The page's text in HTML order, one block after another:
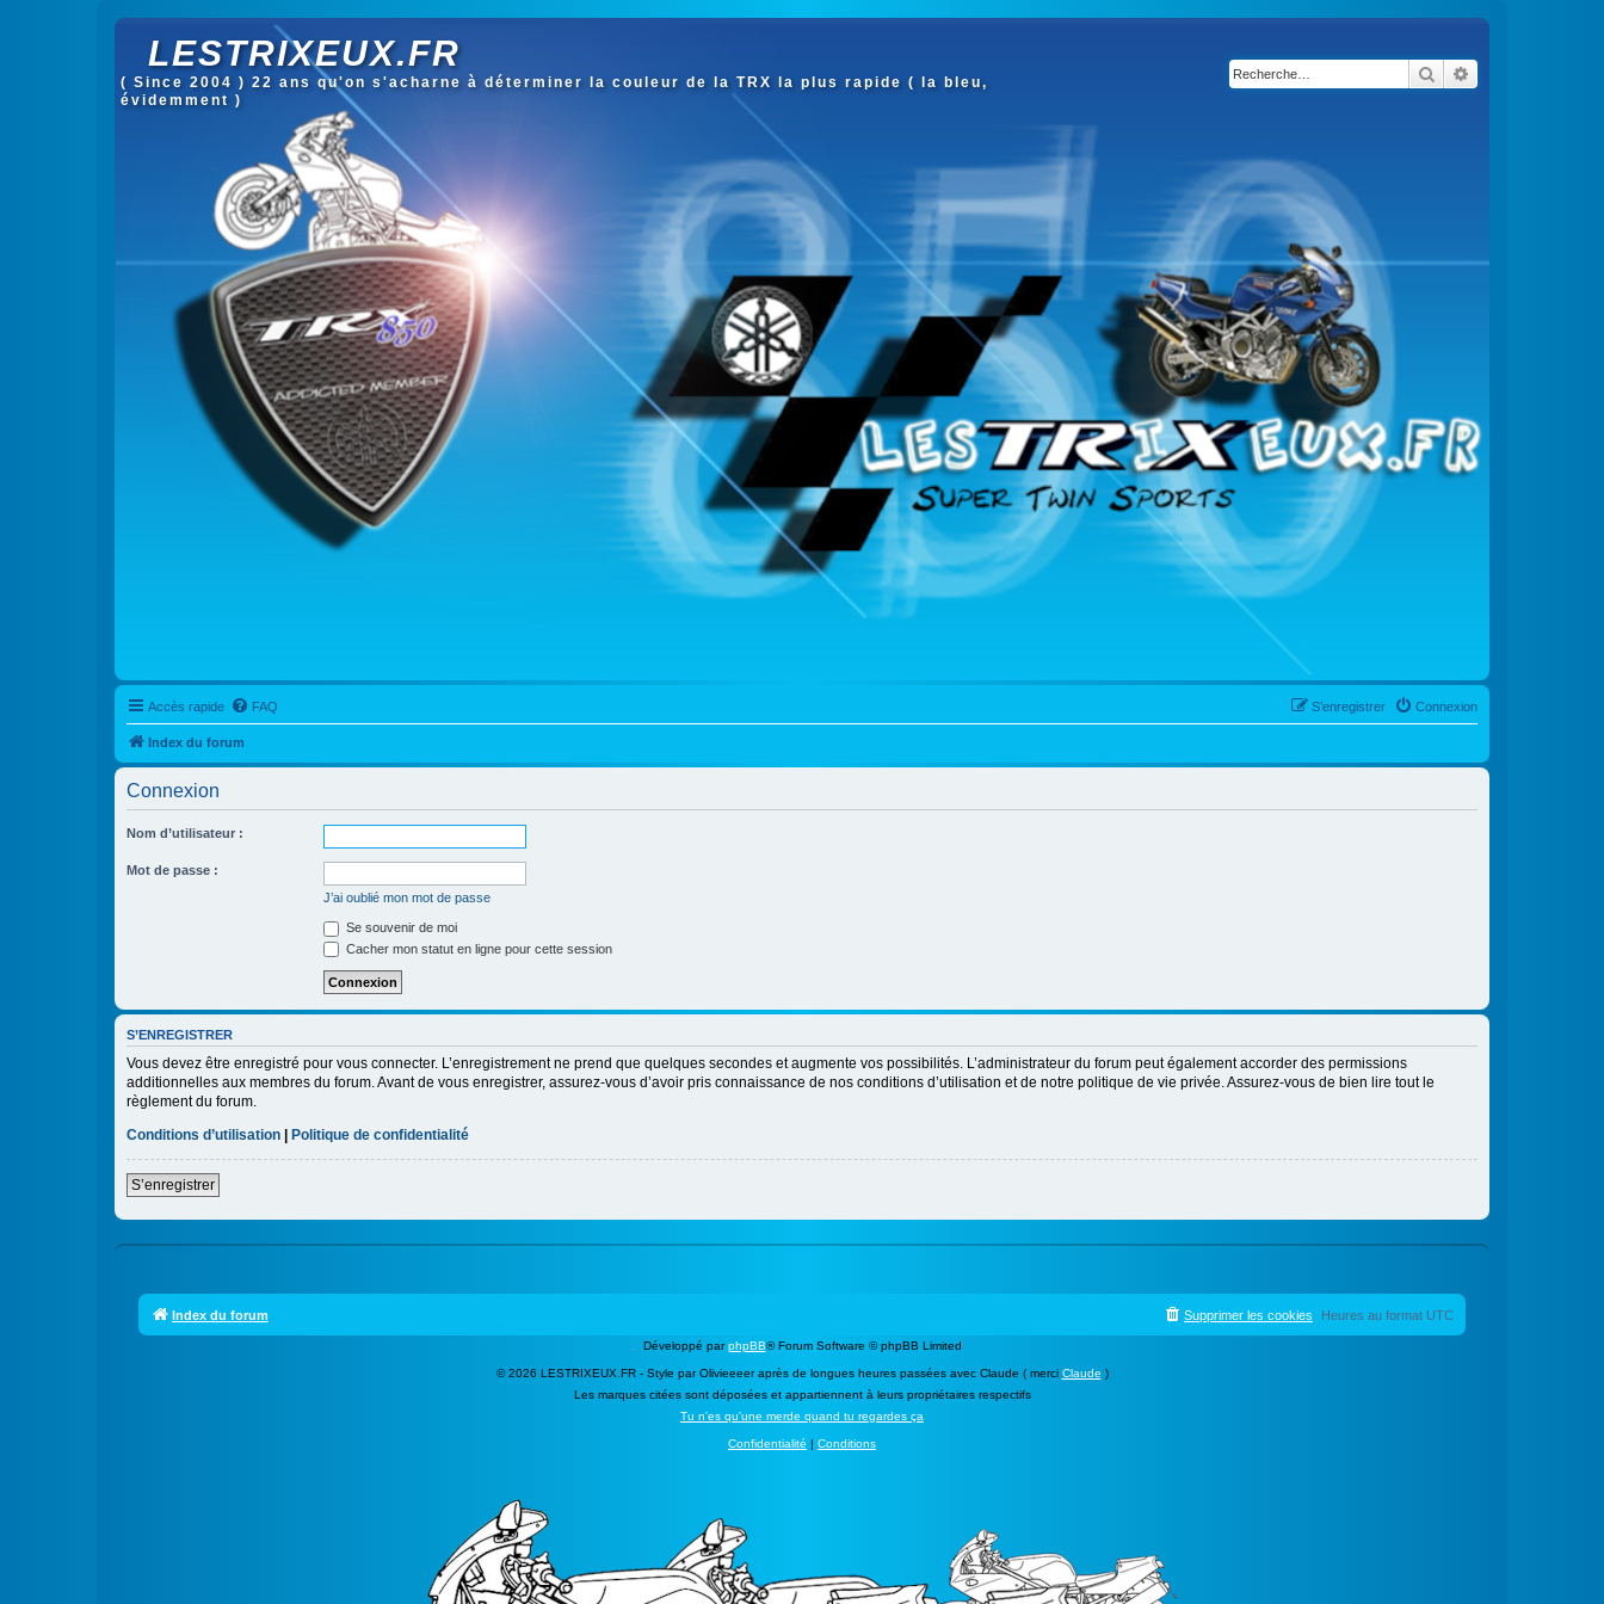
LESTRIXEUX.FR
( Since 2004 ) 22 ans qu'on s'acharne à déterminer la couleur de la TRX la plus rapide ( la bleu,
évidemment )
Rechercher
Accès rapide FAQ Connexion
S’enregistrer
Index du forum
Connexion
Nom d’utilisateur :
Mot de passe :
J’ai oublié mon mot de passe
Se souvenir de moi
Cacher mon statut en ligne pour cette session
S’ENREGISTRER
Vous devez être enregistré pour vous connecter. L’enregistrement ne prend que quelques secondes et augmente vos possibilités. L’administrateur du forum peut également accorder des permissions
additionnelles aux membres du forum. Avant de vous enregistrer, assurez-vous d’avoir pris connaissance de nos conditions d’utilisation et de notre politique de vie privée. Assurez-vous de bien lire tout le
règlement du forum.
Conditions d’utilisation | Politique de confidentialité
S’enregistrer
Index du forum Heures au format UTC
Supprimer les cookies
Développé parphpBB® Forum Software © phpBB Limited
© 2026 LESTRIXEUX.FR - Style par Olivieeeer après de longues heures passées avec Claude ( merci Claude )
Les marques citées sont déposées et appartiennent à leurs propriétaires respectifs
Tu n'es qu'une merde quand tu regardes ça
Confidentialité | Conditions